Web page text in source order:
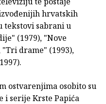
hrvatskih
tekstovi sabrani u
(1979), "Nove
drame" (1993),
ostvarenjima osobito su
i serije Krste Papića